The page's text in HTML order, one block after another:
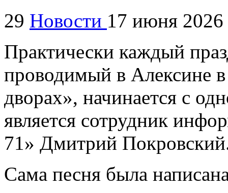
29 Новости 17 июня 2026
Практически каждый
проводимый в Алексине
дворах», начинается с
является сотрудник
71» Дмитрий
Сама песня была